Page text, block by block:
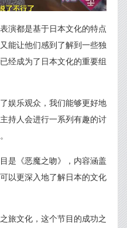
演都是基于日本文化的特点
能让他们感到了解到一些独
经成为了日本文化的重要组
娱乐观众，我们能够更好地
持人会进行一系列有趣的讨
是《恶魔之吻》，内容涵盖
以更深入地了解日本的文化
旅文化，这个节目的成功之